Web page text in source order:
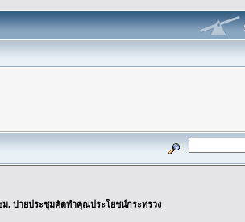
ม. บ่ายประชุมคัดทำคุณประโยชน์กระทรวง